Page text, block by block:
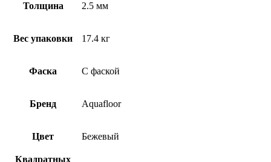
Толщина 2.5 мм
Вес упаковки 17.4 кг
Фаска С фаской
Бренд Aquafloor
Цвет Бежевый
Квадратных